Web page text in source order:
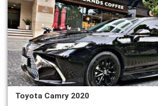
Toyota Camry 2020